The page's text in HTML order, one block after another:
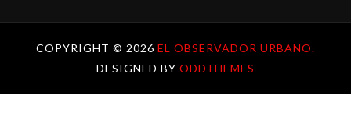
COPYRIGHT © 2026 EL OBSERVADOR URBANO.
DESIGNED BY ODDTHEMES